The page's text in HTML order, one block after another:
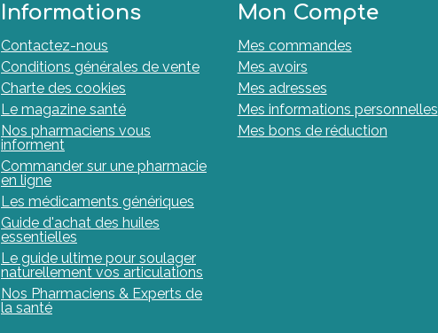
Informations
Contactez-nous
Conditions générales de vente
Charte des cookies
Le magazine santé
Nos pharmaciens vous
informent
Commander sur une pharmacie
en ligne
Les médicaments génériques
Guide d'achat des huiles
essentielles
Le guide ultime pour soulager
naturellement vos articulations
Nos Pharmaciens & Experts de
la santé
Mon Compte
Mes commandes
Mes avoirs
Mes adresses
Mes informations personnelles
Mes bons de réduction